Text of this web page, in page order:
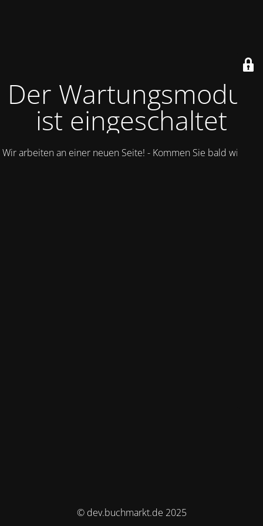
Der Wartungsmodus
ist eingeschaltet
Wir arbeiten an einer neuen Seite! - Kommen Sie bald wieder.
© dev.buchmarkt.de 2025